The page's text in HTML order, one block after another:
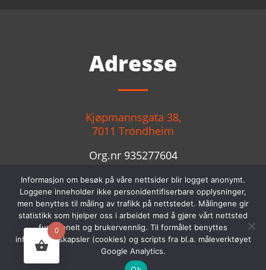
Adresse
Kjøpmannsgata 38,
7011 Trondheim
Org.nr 935277604
Salgsvilkår
Kontakt
0
Informasjon om besøk på våre nettsider blir logget anonymt.
Loggene inneholder ikke personidentifiserbare opplysninger,
men benyttes til måling av trafikk på nettstedet. Målingene gir
statistikk som hjelper oss i arbeidet med å gjøre vårt nettsted
funksjonelt og brukervennlig. Til formålet benyttes
informasjonskapsler (cookies) og scripts fra bl.a. måleverktøyet
Google Analytics.